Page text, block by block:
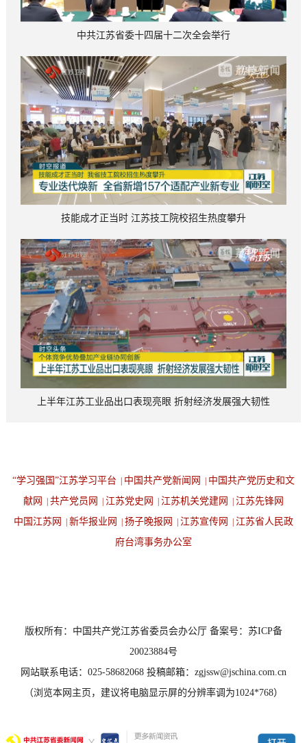
中共江苏省委十四届十二次全会举行
技能成才正当时 江苏技工院校招生热度攀升
上半年江苏工业品出口表现亮眼 折射经济发展强大韧性
“学习强国”江苏学习平台 中国共产党新闻网
中国共产党历史和文
献网
共产党员网 江苏党史网 江苏机关党建网
江苏先锋网
中国江苏网
新华报业网 扬子晚报网 江苏宣传网
江苏省人民政
府台湾事务办公室
版权所有：中国共产党江苏省委员会办公厅 备案号：苏ICP备
20023884号
网站联系电话：025-58682068 投稿邮箱：zgjssw@jschina.com.cn
（浏览本网主页，建议将电脑显示屏的分辨率调为1024*768）